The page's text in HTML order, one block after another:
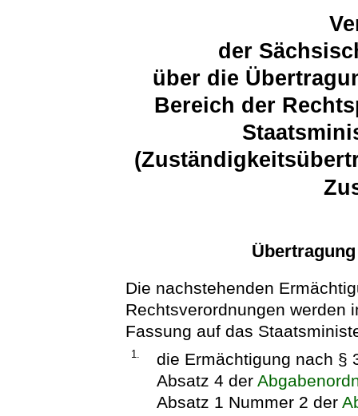
der
über die
Bereich der
Die nachstehenden
Rechtsverordnungen werden
Fassung auf das
1.
die Ermächtigung nach §
Absatz 4 der
Absatz 1 Nummer 2 der